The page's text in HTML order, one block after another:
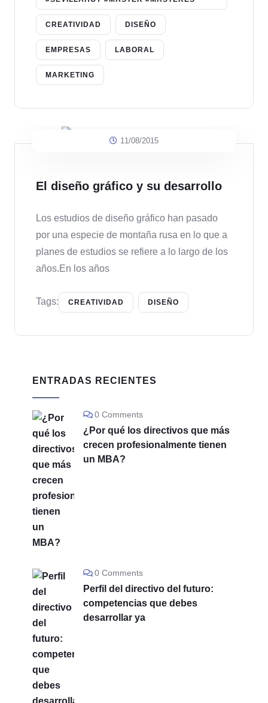
CREATIVIDAD DISEÑO
EMPRESAS LABORAL
MARKETING
11/08/2015
El diseño gráfico y su desarrollo
Los estudios de diseño gráfico han pasado
por una especie de montaña rusa en lo que a
planes de estudios se refiere a lo largo de los
años.En los años
Tags: CREATIVIDAD DISEÑO
ENTRADAS RECIENTES
0 Comments
¿Por qué los directivos que más
crecen profesionalmente tienen
un MBA?
0 Comments
Perfil del directivo del futuro:
competencias que debes
desarrollar ya